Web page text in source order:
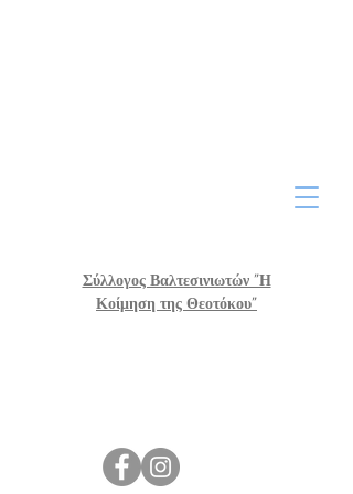
Σύλλογος Βαλτεσινιωτών "Η
Κοίμηση της Θεοτόκου"
Υπό Κατασκευή